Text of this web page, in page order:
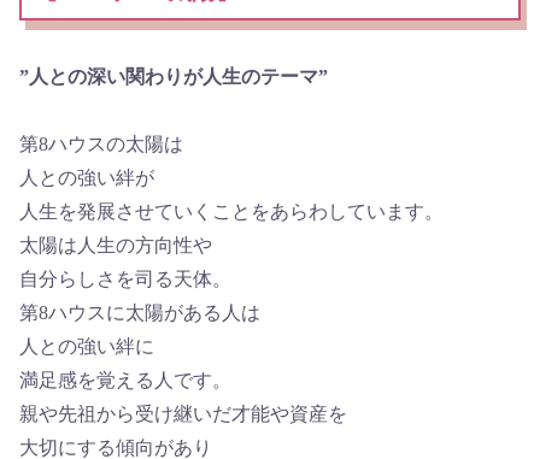
”人との深い関わりが人生のテーマ”
第8ハウスの太陽は
人との強い絆が
人生を発展させていくことをあらわしています。
太陽は人生の方向性や
自分らしさを司る天体。
第8ハウスに太陽がある人は
人との強い絆に
満足感を覚える人です。
親や先祖から受け継いだ才能や資産を
大切にする傾向があり